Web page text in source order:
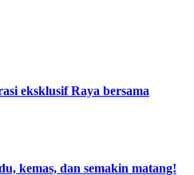
eksklusif Raya bersama
kemas, dan semakin matang!